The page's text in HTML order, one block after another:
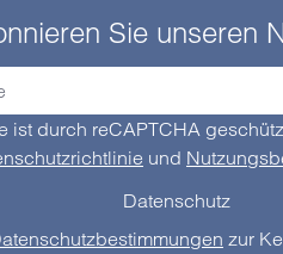
Sie unseren
ist durch reCAPTCHA
und
Datenschutz